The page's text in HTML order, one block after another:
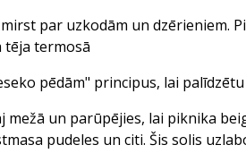
par uzkodām un dzērieniem.
termosā
pēdām" principus, lai
mežā un parūpējies, lai piknika
pudeles un citi. Šis solis